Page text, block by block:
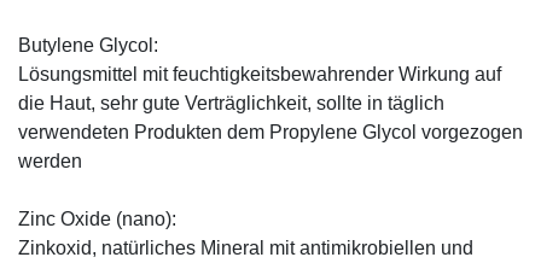
Butylene Glycol:
Lösungsmittel mit feuchtigkeitsbewahrender Wirkung auf
die Haut, sehr gute Verträglichkeit, sollte in täglich
verwendeten Produkten dem Propylene Glycol vorgezogen
werden
Zinc Oxide (nano):
Zinkoxid, natürliches Mineral mit antimikrobiellen und